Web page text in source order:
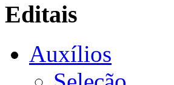
Editais
Auxílios